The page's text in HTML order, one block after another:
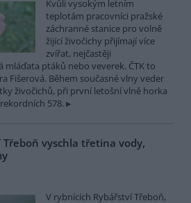
Kvůli vysokým letním
teplotám pracovníci pražské
záchranné stanice pro volně
žijící živočichy přijímají více
zvířat, nejčastěji
mláďata ptáků nebo veverek. ČTK to
Fišerová. Během současné vlny veder
živočichů, při první letošní vlně horka
578.
vyschla třetina vody,
V rybnících Rybářství Třeboň,